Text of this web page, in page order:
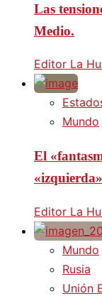
Las
Medio.
Editor La
Mundo
El
Editor La
Mundo
Rusia
Unión